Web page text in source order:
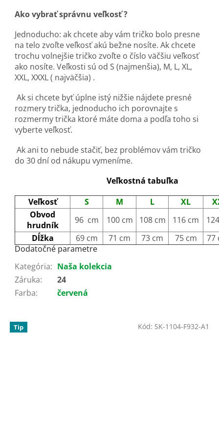
Ako vybrať správnu veľkosť ?
Jednoducho: ak chcete aby vám tričko bolo presne
na telo zvoľte veľkosť akú bežne nosíte. Ak chcete
trochu volnejšie tričko zvoľte o číslo väčšiu veľkosť
ako nosíte. Veľkosti sú od S (najmenšia), M, L, XL,
XXL, XXXL ( najväčšia) .
Ak si chcete byť úplne istý nižšie nájdete presné
rozmery trička, jednoducho ich porovnajte s
rozmermy trička ktoré máte doma a podľa toho si
vyberte veľkosť.
Ak ani to nebude stačiť, bez problémov vám tričko
do 30 dní od nákupu vymeníme.
Veľkostná tabuľka
Veľkosť
S M L XL
Obvod
hrudník
96 cm 100 cm 108 cm 116 cm
Dĺžka
69 cm 71 cm 73 cm 75 cm
77
Dodatočné parametre
Kategória: Naša kolekcia
Záruka:
24
Farba: červená
Tip Kód: SK-1104-F932-A1